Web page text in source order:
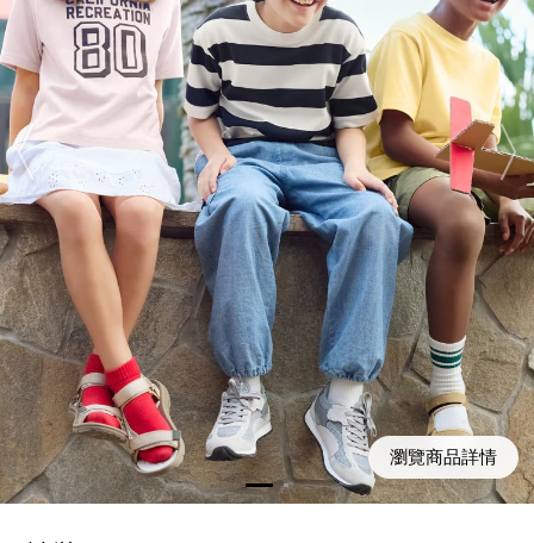
瀏覽商品詳情